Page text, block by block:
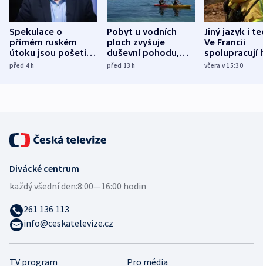
Spekulace o
přímém ruském
útoku jsou pošetilé,
míní estonský
před 4h
Pobyt u vodních
ploch zvyšuje
duševní pohodu,
ukázala
před 13h
Jiný jazyk i
Ve Francii
spolupracují
různých zemí
včera v 15:30
TV program Pro média
Divácké centrum
každý všední den:8:00—16:00 hodin
261 136 113
info@ceskatelevize.cz